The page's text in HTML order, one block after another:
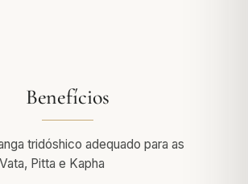
Benefícios
tridóshico adequado para as
Pitta e Kapha